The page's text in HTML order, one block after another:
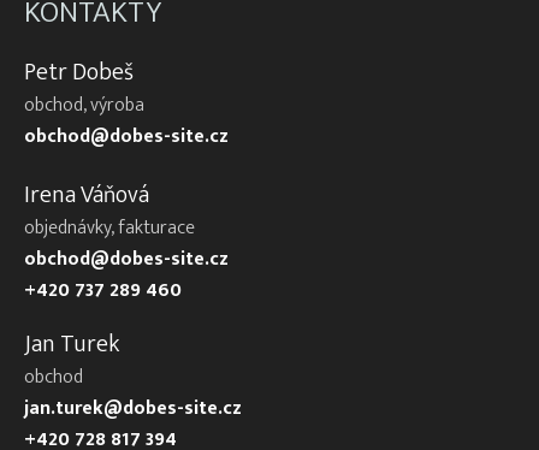
KONTAKTY
Petr Dobeš
obchod, výroba
obchod@dobes-site.cz
Irena Váňová
objednávky, fakturace
obchod@dobes-site.cz
+420 737 289 460
Jan Turek
obchod
jan.turek@dobes-site.cz
+420 728 817 394